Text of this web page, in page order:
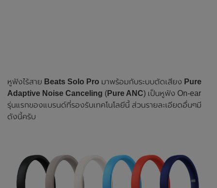
หูฟังไร้สาย Beats Solo Pro มาพร้อมกับระบบตัดเสียง Pure
Adaptive Noise Canceling (Pure ANC) เป็นหูฟัง On-ear
รุ่นแรกของแบรนด์ที่รองรับเทคโนโลยีนี้ ส่วนรายละเอียดอื่นๆมี
ดังนี้ครับ